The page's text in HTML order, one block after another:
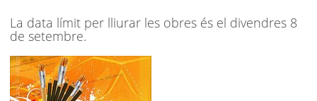
SEU ELECTRÒNICA
BELL-LLOC SOLUCIONA
La data límit per lliurar les obres és el divendres 8
de setembre.